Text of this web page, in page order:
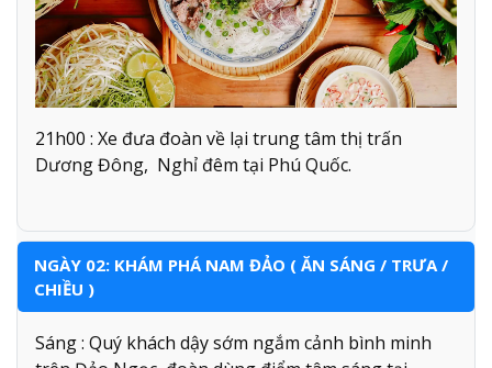
21h00 : Xe đưa đoàn về lại trung tâm thị trấn
Dương Đông, Nghỉ đêm tại Phú Quốc.
NGÀY 02: KHÁM PHÁ NAM ĐẢO ( ĂN SÁNG / TRƯA /
CHIỀU )
Sáng : Quý khách dậy sớm ngắm cảnh bình minh